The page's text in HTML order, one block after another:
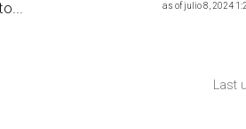
as of julio 8, 2024
Last